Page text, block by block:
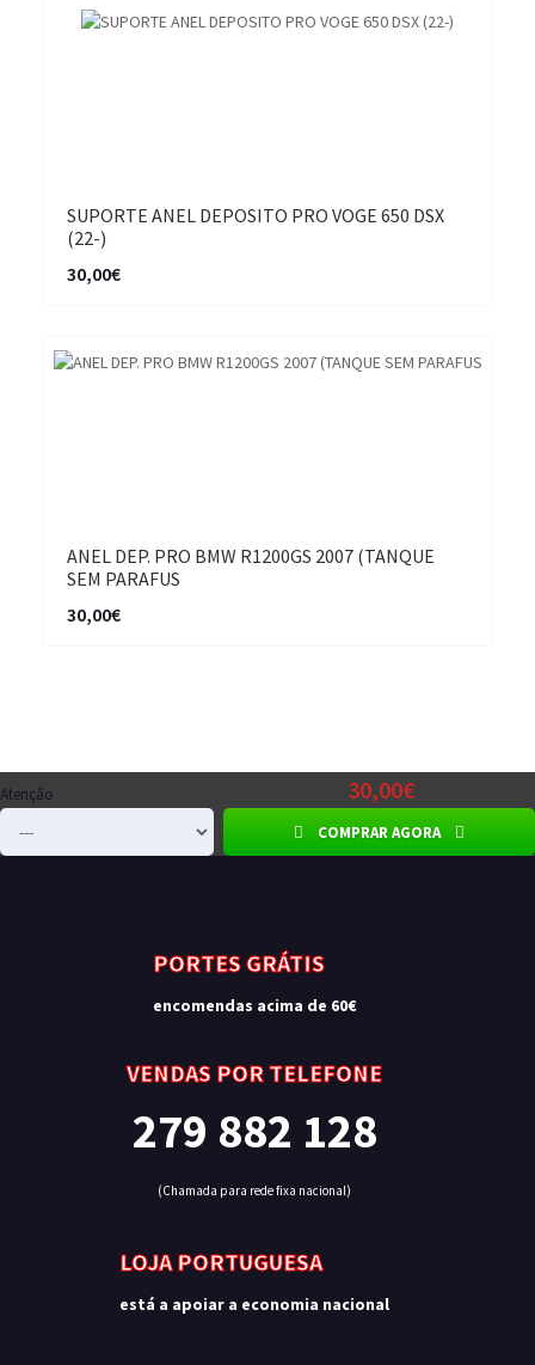
SUPORTE ANEL DEPOSITO PRO VOGE 650 DSX
(22-)
30,00€
ANEL DEP. PRO BMW R1200GS 2007 (TANQUE
SEM PARAFUS
30,00€
Atenção 30,00€
COMPRAR AGORA
PORTES GRÁTIS
encomendas acima de 60€
VENDAS POR TELEFONE
279 882 128
(Chamada para rede fixa nacional)
LOJA PORTUGUESA
está a apoiar a economia nacional